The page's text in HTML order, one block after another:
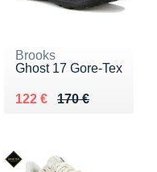
Brooks
Ghost 17 Gore-Tex
170 €
Au lieu de 170 €
122 €
Vendu 122 €